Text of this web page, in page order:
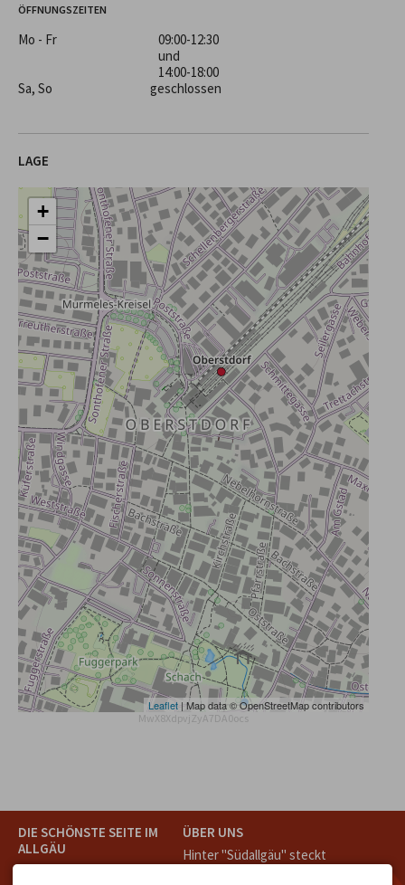
ÖFFNUNGSZEITEN
Mo - Fr
09:00-12:30
und
14:00-18:00
Sa, So
geschlossen
LAGE
+
−
Leaflet | Map data © OpenStreetMap contributors
MwX8XdpvjZyA7DA0ocs
DIE SCHÖNSTE SEITE IM
ALLGÄU
ÜBER UNS
Hinter "Südallgäu" steckt